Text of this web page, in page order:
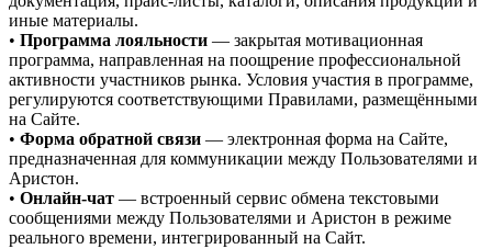
иные материалы.
• Программа лояльности — закрытая мотивационная
программа, направленная на поощрение профессиональной
активности участников рынка. Условия участия в программе,
регулируются соответствующими Правилами, размещёнными
на Сайте.
• Форма обратной связи — электронная форма на Сайте,
предназначенная для коммуникации между Пользователями и
Аристон.
• Онлайн-чат — встроенный сервис обмена текстовыми
сообщениями между Пользователями и Аристон в режиме
реального времени, интегрированный на Сайт.